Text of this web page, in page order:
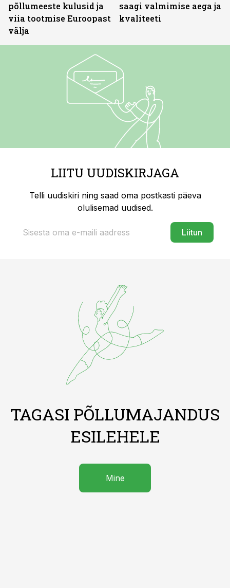
põllumeeste kulusid ja
viia tootmise Euroopast
välja
saagi valmimise aega ja
kvaliteeti
LIITU UUDISKIRJAGA
Telli uudiskiri ning saad oma postkasti päeva
olulisemad uudised.
Liitun
TAGASI PÕLLUMAJANDUS
ESILEHELE
Mine